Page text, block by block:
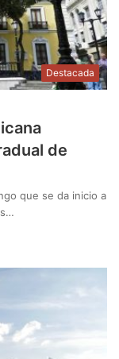
Destacada
de
que se da inicio a